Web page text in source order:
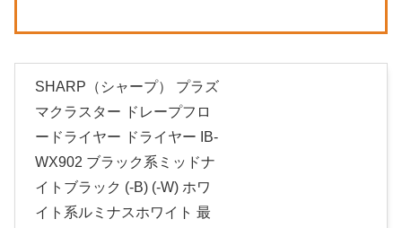
SHARP（シャープ） プラズ
マクラスター ドレープフロ
ードライヤー ドライヤー IB-
WX902 ブラック系ミッドナ
イトブラック (-B) (-W) ホワ
イト系ルミナスホワイト 最